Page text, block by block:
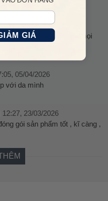
11/06/2026
nhanh, nên mua nha mọi
05/04/2026
với da mình
12:27, 23/03/2026
gói sản phẩm tốt , kĩ càng ,
GIÁ